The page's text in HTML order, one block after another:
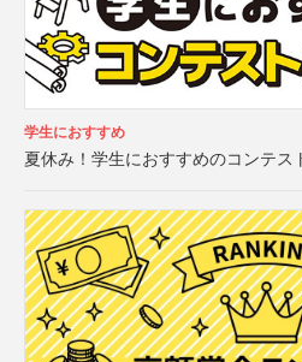
学生におすすめ
夏休み！学生におすすめのコンテス